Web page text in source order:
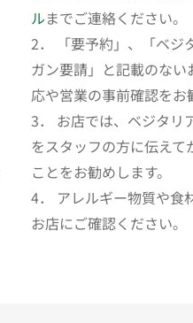
ルまでご連絡ください。
2． 「要予約」、「ベジ
ガン要請」と記載のない
応や営業の事前確認をお
3． お店では、ベジタリ
をスタッフの方に伝えて
ことをお勧めします。
4． アレルギー物質や食
お店にご確認ください。